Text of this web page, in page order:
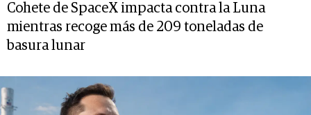
Cohete de SpaceX impacta contra la Luna
mientras recoge más de 209 toneladas de
basura lunar